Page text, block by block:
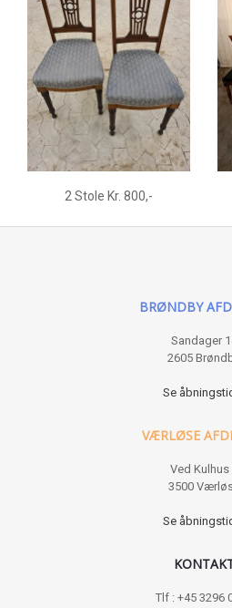
2 Stole Kr. 800,-
BRØNDBY
Sandager
2605
Se
VÆRLØSE
Ved Kulhus
3500
Se
Tlf : +45 3296